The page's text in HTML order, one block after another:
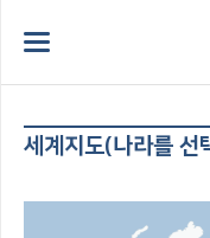
세계지도(나라를 선